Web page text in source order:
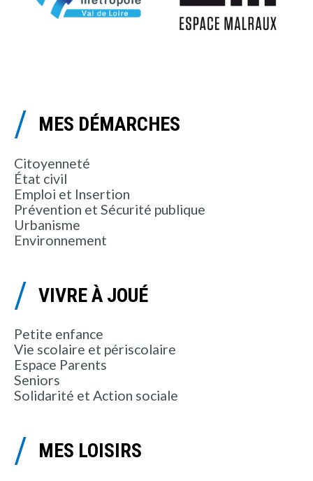
MES DÉMARCHES
Citoyenneté
État civil
Emploi et Insertion
Prévention et Sécurité publique
Urbanisme
Environnement
VIVRE À JOUÉ
Petite enfance
Vie scolaire et périscolaire
Espace Parents
Seniors
Solidarité et Action sociale
MES LOISIRS